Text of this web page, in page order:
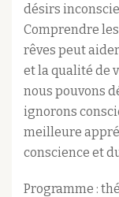
désirs
Comprendre
rêves peut
et la qualité de
nous pouvons
ignorons
meilleure
conscience et
Programme :